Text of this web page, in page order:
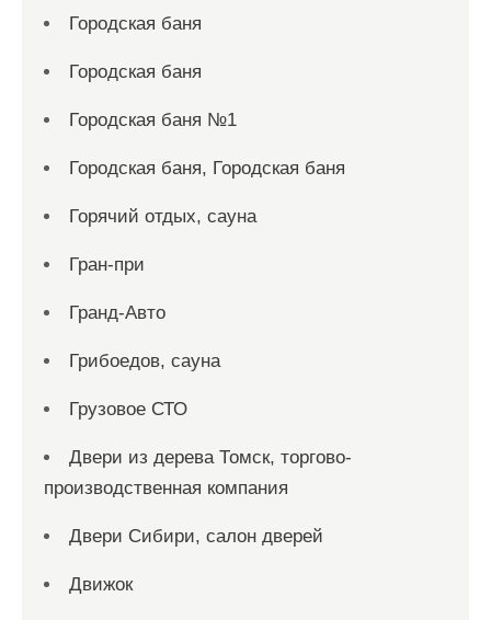
Городская баня
Городская баня
Городская баня №1
Городская баня, Городская баня
Горячий отдых, сауна
Гран-при
Гранд-Авто
Грибоедов, сауна
Грузовое СТО
Двери из дерева Томск, торгово-
производственная компания
Двери Сибири, салон дверей
Движок